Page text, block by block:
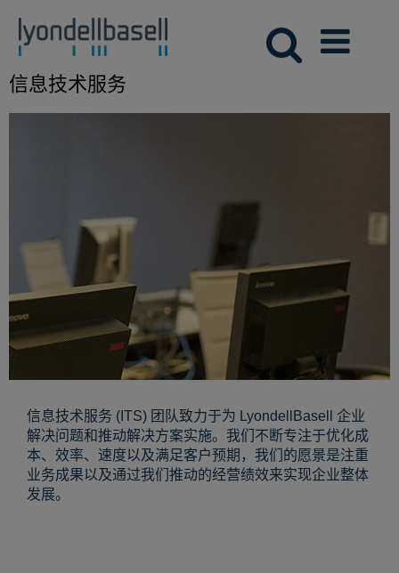
信息技术服务
信息技术服务 (ITS) 团队致力于为 LyondellBasell 企业
解决问题和推动解决方案实施。我们不断专注于优化成
本、效率、速度以及满足客户预期，我们的愿景是注重
业务成果以及通过我们推动的经营绩效来实现企业整体
发展。